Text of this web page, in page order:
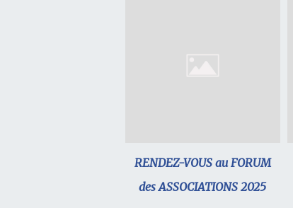
RENDEZ-VOUS au FORUM
des ASSOCIATIONS 2025